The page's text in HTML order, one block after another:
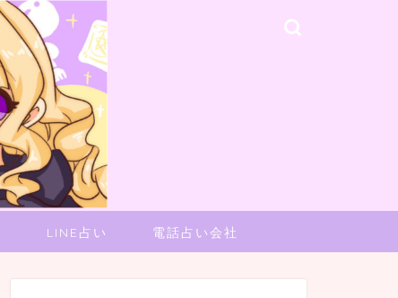
LINE占い 電話占い会社